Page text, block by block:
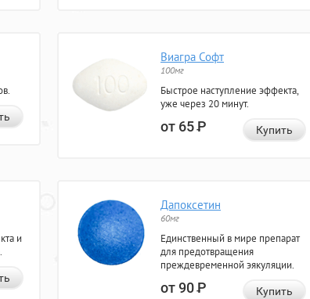
Виагра Софт
100мг
Быстрое наступление эффекта,
уже через 20 минут.
от 65Р Купить
и
Дапоксетин
60мг
Единственный в мире препарат
для предотвращения
преждевременной эякуляции.
от 90Р Купить